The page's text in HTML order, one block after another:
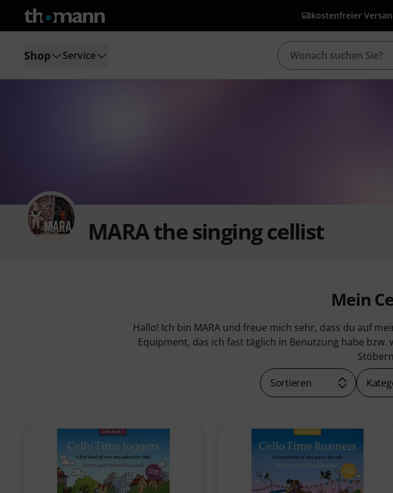
kostenfreier
Shop Service
MARA the singing cellist
Mein
Hallo! Ich bin MARA und freue mich sehr, dass du auf
Equipment, das ich fast täglich in Benutzung habe
Sortieren